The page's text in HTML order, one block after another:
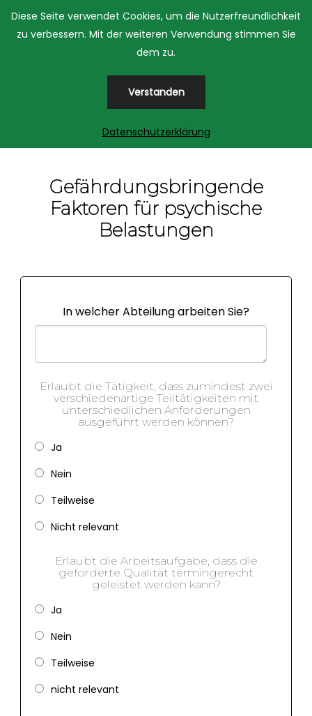
Gefährdungsbringende
Faktoren für psychische
Belastungen
In welcher Abteilung arbeiten Sie?
Erlaubt die Tätigkeit, dass zumindest zwei
verschiedenartige Teiltätigkeiten mit
unterschiedlichen Anforderungen
ausgeführt werden können?
Ja
Nein
Teilweise
Nicht relevant
Erlaubt die Arbeitsaufgabe, dass die
geforderte Qualität termingerecht
geleistet werden kann?
Ja
Nein
Teilweise
nicht relevant
Diese Seite verwendet Cookies, um die Nutzerfreundlichkeit
zu verbessern. Mit der weiteren Verwendung stimmen Sie
dem zu.
Verstanden
Datenschutzerklärung